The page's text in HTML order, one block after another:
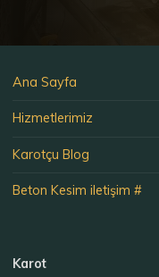
Ana Sayfa
Hizmetlerimiz
Karotçu Blog
Beton Kesim iletişim #
Karot